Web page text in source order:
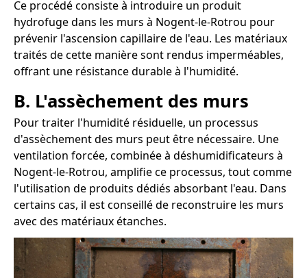
Ce procédé consiste à introduire un produit
hydrofuge dans les murs à Nogent-le-Rotrou pour
prévenir l'ascension capillaire de l'eau. Les matériaux
traités de cette manière sont rendus imperméables,
offrant une résistance durable à l'humidité.
B. L'assèchement des murs
Pour traiter l'humidité résiduelle, un processus
d'assèchement des murs peut être nécessaire. Une
ventilation forcée, combinée à déshumidificateurs à
Nogent-le-Rotrou, amplifie ce processus, tout comme
l'utilisation de produits dédiés absorbant l'eau. Dans
certains cas, il est conseillé de reconstruire les murs
avec des matériaux étanches.